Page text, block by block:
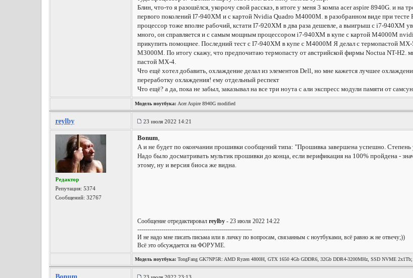
Блин, что-то я разошёлся, укорочу свой расскаэ, в итоге у меня 3 компа acer aspire 8940G. и
первого поколений I7-940XM и с картой Nvidia Quadro M4000M. в разобранном виде при
процессор тоже вполне рабочий, кстати I7-920XM в два раза дешевле, а выигрыш с i7-940XM
много, он справляется и с самым мощным процессором i7-940XM в купе с картой M4000M
прикупить помощнее. Последний тест с I7-940XM в купе с M4000M Я делал с термопастой
M3000M. По итогу скажу, что предпочитаю термопасту от австрийской фирмы Noctua NT-H2.
пастой MX-4.
Что ещё хотел добавить, охлаждение делал из элементов Dell, но мне кажется лучшее
переработку охлаждения! ему отдельный респект
Что ещё? а да, пока не забыл, заказывал на все три ноута с али экспресс модули памяти от
Модель ноутбука:Acer Aspire 8940G modified
reylby 23 июля 2022 14:21
Редактор
Репутация: 5374
Сообщений: 32767
Bonum,
А и не будет по окончании прошивки сообщений типа: "Прошивка завершена успешно.
Надо было досматривать мультик прошивки до конца, если верификация на 100% пройдена -
этому, ну и версия биоса же видна.
Сообщение отредактировал reylby- 23 июля 2022 14:22
---------------------------------------------------------
И не надо мне писать письма или в личку по вопросам, связанным с ноутбуками, всё равно ж не отвечу;))
Всё это обсуждается на ФОРУМЕ.
Модель ноутбука:TongFang GK7NP5R: AMD Ryzen 4800H, GTX 1650 4Gb GDDR6, 32Gb DDR4-3200MHz, SSD NVME
Wireless, Win10 x64, etc.